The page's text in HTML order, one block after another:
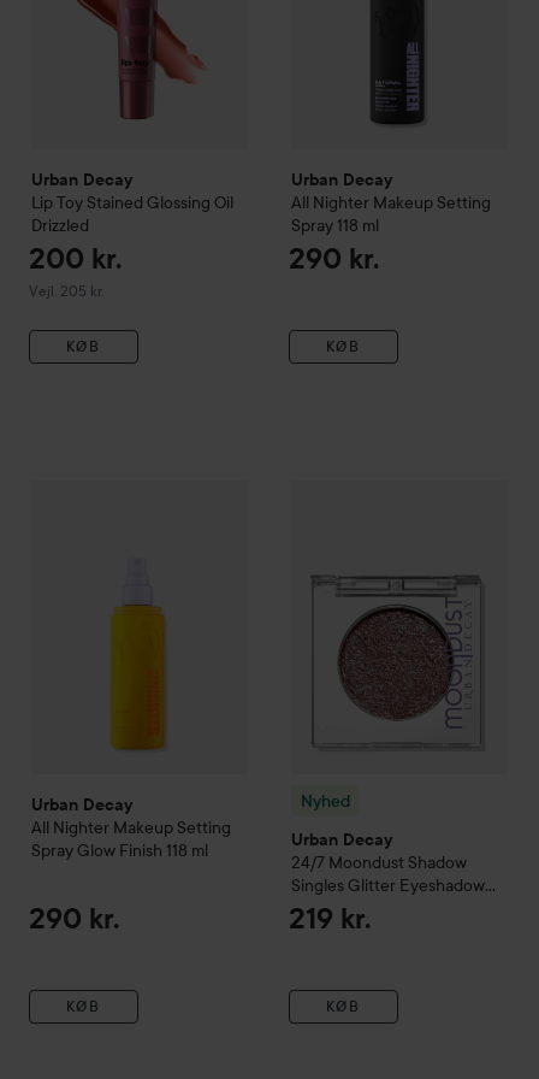
Urban Decay
Lip Toy Stained Glossing Oil
Drizzled
200 kr.
Vejl. 205 kr.
Vejledende pris 205 kr.
KØB
Urban Decay
All Nighter Makeup Setting
Spray 118 ml
290 kr.
KØB
Urban Decay
All Nighter Makeup Setting
Spray Glow Finish 118 ml
290 kr.
KØB
Nyhed
Urban Decay
24/7 Moondust Shadow
Singles Glitter Eyeshadow
Solstice
219 kr.
KØB